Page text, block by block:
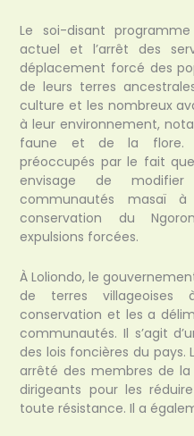
Le soi-disant
actuel et l’arrêt des
déplacement forcé des
de leurs terres
culture et les nombreux
à leur environnement,
faune et de la flore.
préoccupés par le fait
envisage de
communautés masaï
conservation du
expulsions forcées.
À Loliondo, le
de terres
conservation et les a
communautés. Il s’agit
des lois foncières du
arrêté des membres de
dirigeants pour les
toute résistance. Il a